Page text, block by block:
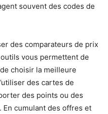
souvent des codes de
des comparateurs de prix
vous permettent de
choisir la meilleure
des cartes de
des points ou des
cumulant des offres et